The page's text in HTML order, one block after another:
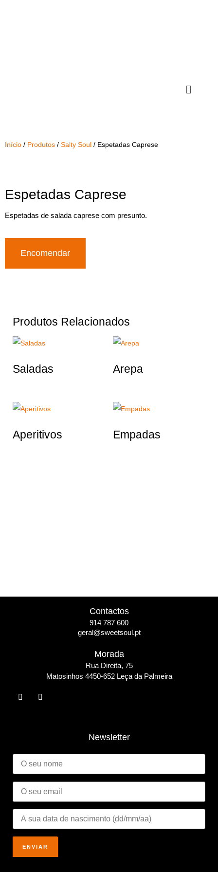
Início / Produtos / Salty Soul / Espetadas Caprese
Espetadas Caprese
Espetadas de salada caprese com presunto.
Encomendar
Produtos Relacionados
Saladas Arepa
Aperitivos Empadas
Contactos
914 787 600
geral@sweetsoul.pt
Morada
Rua Direita, 75
Matosinhos 4450-652 Leça da Palmeira
Newsletter